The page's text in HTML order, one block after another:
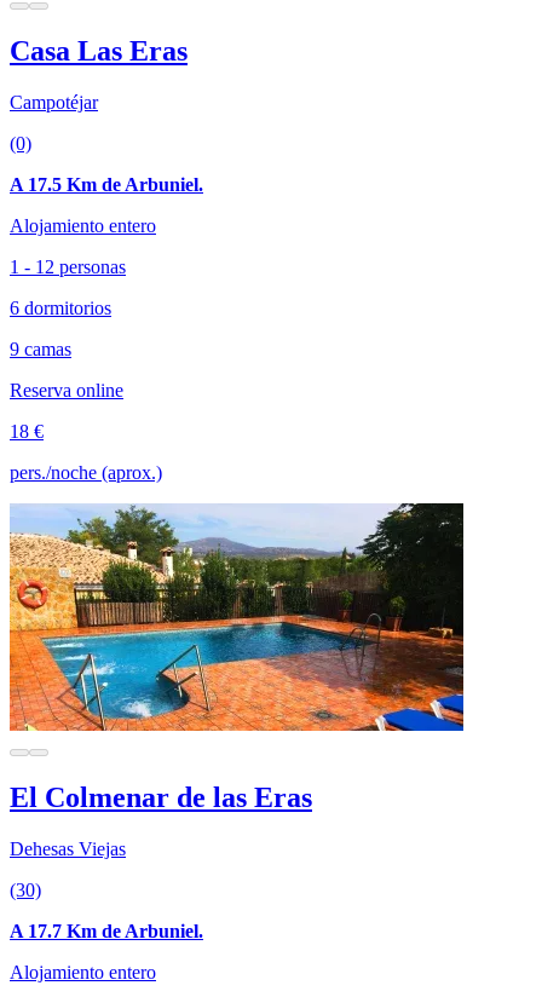
Casa Las Eras
Campotéjar
(0)
A 17.5 Km de Arbuniel.
Alojamiento entero
1 - 12 personas
6 dormitorios
9 camas
Reserva online
18 €
pers./noche (aprox.)
El Colmenar de las Eras
Dehesas Viejas
(30)
A 17.7 Km de Arbuniel.
Alojamiento entero